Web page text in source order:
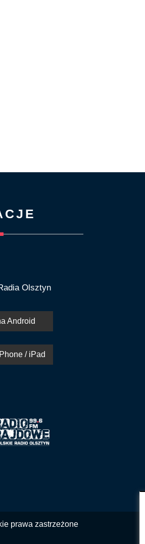
Olsztyn
Android
/ iPad
prawa zastrzeżone